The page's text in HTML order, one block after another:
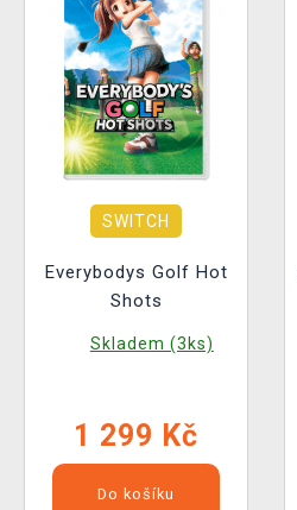
SWITCH
Everybodys Golf Hot
Shots
Skladem (3ks)
1 299 Kč
Do košíku